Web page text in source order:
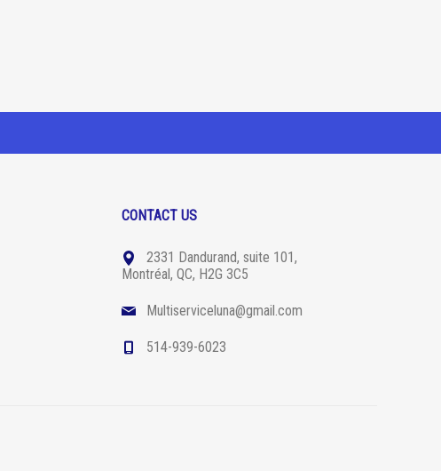
CONTACT US
2331 Dandurand, suite 101,
Montréal, QC, H2G 3C5
Multiserviceluna@gmail.com
514-939-6023